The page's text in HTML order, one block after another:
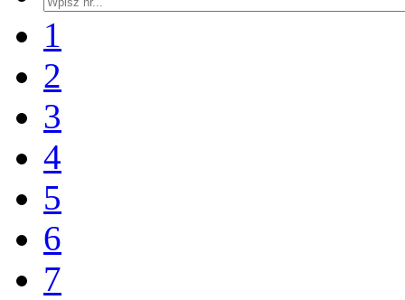
1
2
3
4
5
6
7